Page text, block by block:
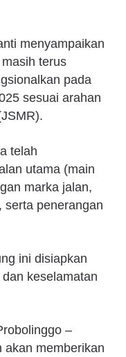
menyampaikan
terus
pada
sesuai arahan
telah
utama (main
marka jalan,
serta penerangan
ini disiapkan
keselamatan
–
akan memberikan